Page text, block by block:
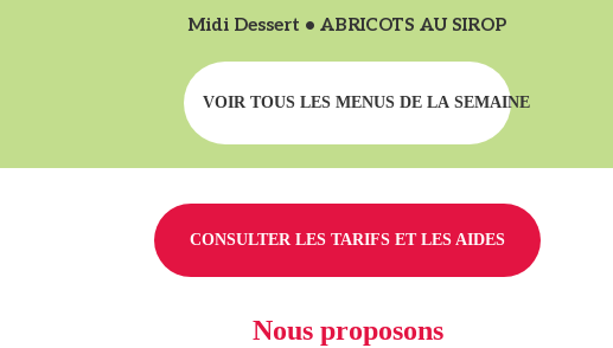
Midi Dessert • ABRICOTS AU SIROP
VOIR TOUS LES MENUS DE LA SEMAINE
CONSULTER LES TARIFS ET LES AIDES
Nous proposons